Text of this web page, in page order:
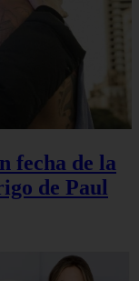
fecha de la
de Paul